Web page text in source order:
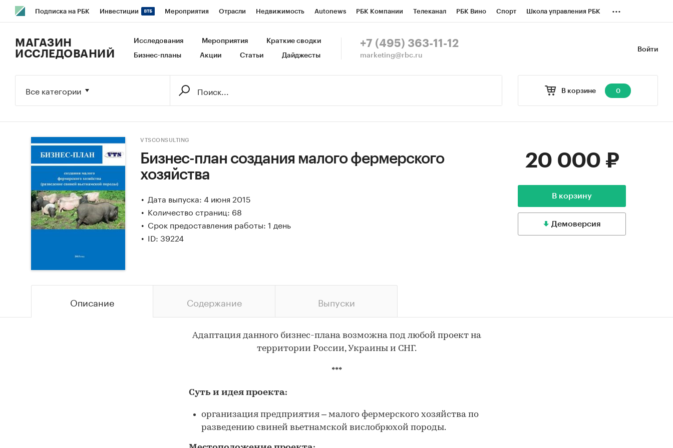
Подписка на РБК Инвестиции Мероприятия Отрасли Недвижимость Autonews РБК Компании Телеканал РБК Вино Спорт Школа управления РБК
Исследования Кредитные рейтинги Франшизы Газета Спецпроекты СПб Конференции СПб Спецпроекты
...
Войти
МАГАЗИН
ИССЛЕДОВАНИЙ
Исследования Мероприятия Краткие сводки
Бизнес-планы Акции Статьи Дайджесты
+7 (495) 363-11-12
marketing@rbc.ru
В корзине 0
Все категории
VTSCONSULTING
Бизнес-план создания малого фермерского
хозяйства
Дата выпуска: 4 июня 2015
Количество страниц: 68
Срок предоставления работы: 1 день
ID: 39224
20 000 ₽
В корзину
Демоверсия
Описание Содержание Выпуски
Адаптация данного бизнес-плана возможна под любой проект на
территории России, Украины и СНГ.
***
Суть и идея проекта:
организация предприятия – малого фермерского хозяйства по
разведению свиней вьетнамской вислобрюхой породы.